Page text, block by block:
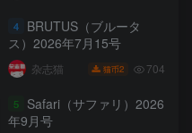
4
BRUTUS（ブルータ
ス）2026年7月15号
杂志猫 猫币2 704
5
Safari（サファリ）2026
年9月号